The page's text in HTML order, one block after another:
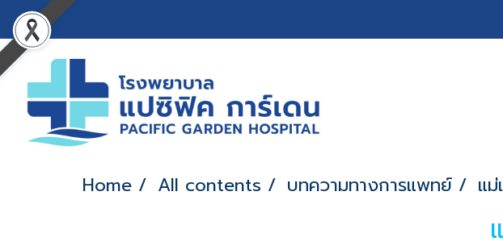
Home All contents บทความทางการแพทย์ แม่